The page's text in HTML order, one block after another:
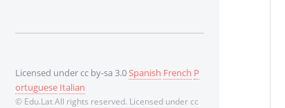
Licensed under cc by-sa 3.0Spanish French P
ortuguese Italian
© Edu.Lat All rights reserved. Licensed under cc